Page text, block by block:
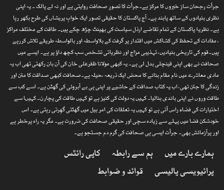
جرأت رجحان ساز خبروں کا مرکز ہے۔جرأت کا تصورِ صحافت روایتی ہے اور نہ لے پالک ۔ یہ اپنی
نظری بنیادوں کے ساتھ پابند ہے۔ آج پاکستان کا حقیقی تصور ایک خوابِ پریشاں کی طرح بکھر رہا
ہے۔ نظریۂ پاکستان کے تمام تقاضے ارذل سیاست کی بھینٹ چڑھ چکے ہیں۔ طاقت کے مختلف مراکز
، مفادات کے تحفظ کی کشاکش میں اقتدار پر گرفت کے بلاواسطہ اور بالواسطہ طریقے تلاش کررہے
ہیں۔قوم کی تاریخی بنیادیں، تہذیبی مزاج اور نظریاتی تشخص سب کچھ داؤ پر ہے۔ ایسے میں
صحافت نے بھی اپنی قینچلی بدل لی ہے۔ یہ کبھی مولانا ظفرعلی خان کی آن بان رکھتی تھی اب یہ
مادی معاشرے میں نام مقام بنانے کا محض ایک ذریعہ ،حیلہ ہے۔صحافت کبھی صداقت کا متن اور
زندگی کا جتن تھی، اب یہ کتاب صداقت کے حاشیے پر اپنی ہی بے آبروئی کی گھٹن ہے۔ اسے کب سے
طاقت وروں نے اپنی باندی بنالیا۔ کہیں یہ دولت کی کنیز ہے تو کہیں طاقت کی پچارن۔ کہیںا سے
اختیارات کی فضاء راس آتی ہے تو کہیں یہ تعلقات کی امر بیل میں گھٹتی گھِرتی رہتی ہے۔ اس
خودشکن فضا میں پہلے سے زیادہ سچی اور حقیقی صحافت کی ضرورت ہے۔ مگر یہ راہ پرخطر ہے
اور پرآزمائش بھی۔ جرأت ایسی ہی صحافت کی گرم دم جستجو ہے۔
ہمارے بارے میں ہم سے رابطہ
کاپی رائٹس
پرائیویسی پالیسی
قوائد و ضوابط